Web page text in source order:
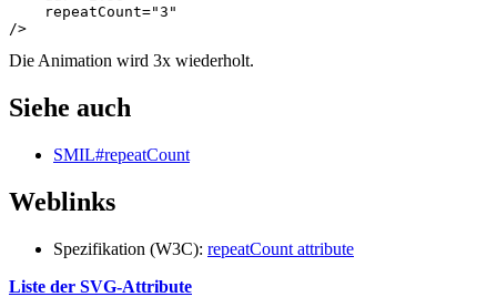
repeatCount="3"
/>
Die Animation wird 3x wiederholt.
Siehe auch
SMIL#repeatCount
Weblinks
Spezifikation (W3C): repeatCount attribute
Liste der SVG-Attribute